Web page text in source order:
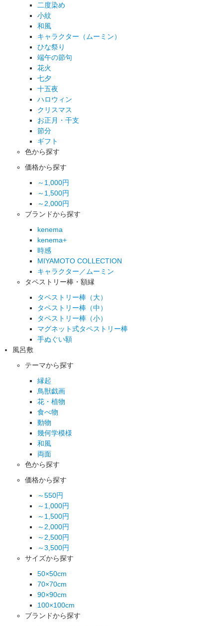
二度染め
小紋
和風
キャラクター（ムーミン）
ひな祭り
端午の節句
花火
七夕
十五夜
ハロウィン
クリスマス
お正月・干支
節分
ギフト
色から探す
価格から探す
～1,000円
～1,500円
～2,000円
ブランドから探す
kenema
kenema+
時感
MIYAMOTO COLLECTION
キャラクター／ムーミン
タペストリー棒・額縁
タペストリー棒（大）
タペストリー棒（中）
タペストリー棒（小）
マグネット式タペストリー棒
手ぬぐい額
風呂敷
テーマから探す
縁起
鳥獣戯画
花・植物
食べ物
動物
幾何学模様
和風
両面
色から探す
価格から探す
～550円
～1,000円
～1,500円
～2,000円
～2,500円
～3,500円
サイズから探す
50×50cm
70×70cm
90×90cm
100×100cm
ブランドから探す